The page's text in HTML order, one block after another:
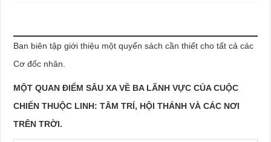
Ban biên tập giới thiệu một quyển sách cần thiết cho tất cả các
Cơ đốc nhân.
MỘT QUAN ĐIỂM SÂU XA VỀ BA LÃNH VỰC CỦA CUỘC
CHIẾN THUỘC LINH: TÂM TRÍ, HỘI THÁNH VÀ CÁC NƠI
TRÊN TRỜI.